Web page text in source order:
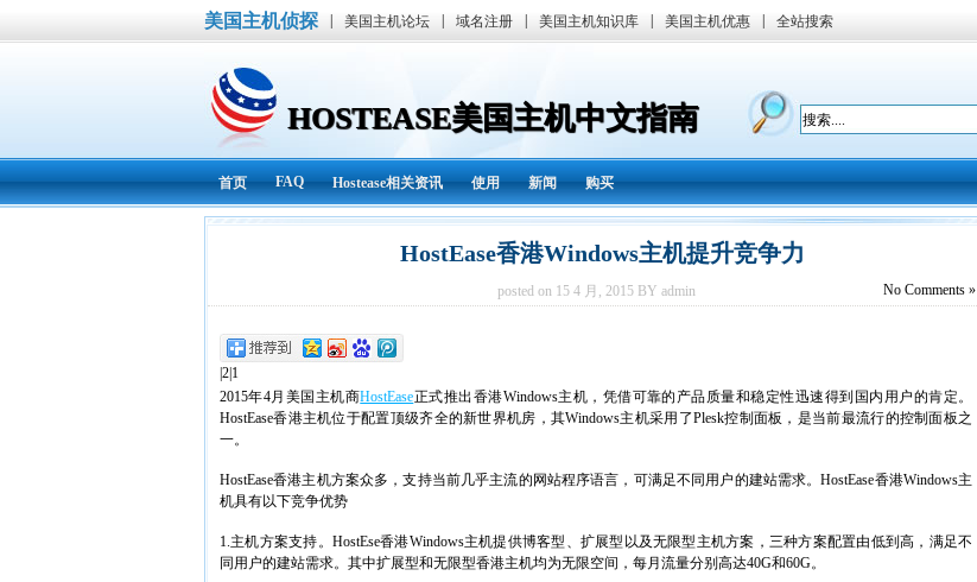
美国主机侦探 美国主机论坛 域名注册 美国主机知识库 美国主机优惠 全站搜索
HOSTEASE美国主机中文指南
首页 FAQ Hostease相关资讯 使用 新闻 购买
HostEase香港Windows主机提升竞争力
posted on 15 4 月, 2015 BY admin No Comments »
|2|1
2015年4月美国主机商HostEase正式推出香港Windows主机，凭借可靠的产品质量和稳定性迅速得到国内用户的肯定。
HostEase香港主机位于配置顶级齐全的新世界机房，其Windows主机采用了Plesk控制面板，是当前最流行的控制面板之
一。
HostEase香港主机方案众多，支持当前几乎主流的网站程序语言，可满足不同用户的建站需求。HostEase香港Windows主
机具有以下竞争优势
1.主机方案支持。HostEse香港Windows主机提供博客型、扩展型以及无限型主机方案，三种方案配置由低到高，满足不
同用户的建站需求。其中扩展型和无限型香港主机均为无限空间，每月流量分别高达40G和60G。